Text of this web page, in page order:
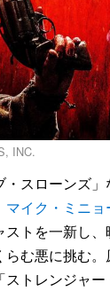
INC.
スローンズ」
マイク・ミニョ
トを一新し
む悪に挑む
ストレンジャ